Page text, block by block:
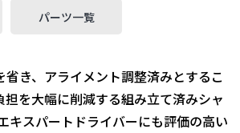
パーツ一覧
省き、アライメント調整済みとするこ
担を大幅に削減する組み立て済みシャ
キスパートドライバーにも評価の高い